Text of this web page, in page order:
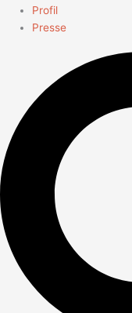
Profil
Presse